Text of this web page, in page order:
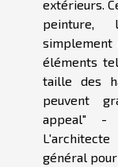
extérieurs.
peinture,
simplement
éléments
taille des
peuvent
appeal" -
général